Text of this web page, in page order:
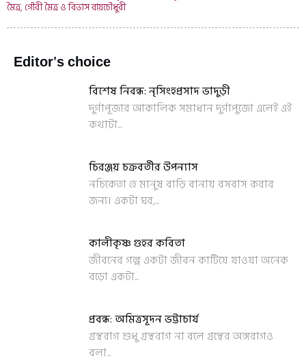
মৈত্র, গৌরী মৈত্র ও বিভাস রায়চৌধুরী
Editor's choice
বিশেষ নিবন্ধ: নৃসিংহপ্রসাদ ভাদুড়ী
দুর্গাপূজার আকালিক সমাধান দুর্গাপুজো এলেই এই
কথাটা...
চিরঞ্জয় চক্রবর্তীর উপন্যাস
নচিকেতা হে মানুষ বাড়ি বানায় বসবাস করার
জন্য। একটা ঘর,...
কালীকৃষ্ণ গুহর কবিতা
জীবনের গল্প একটা জীবন কাটিয়ে যাওয়া অনেক
বড়ো একটা...
প্রবন্ধ: অমিত্রসূদন ভট্টাচার্য
গ্রন্থরাগ শুধু গ্রন্থরাগ না বলে গ্রন্থের অঙ্গরাগও
বলা...